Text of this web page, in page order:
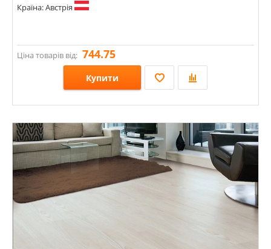
Країна: Австрія
Ціна товарів від: 744.75
Купити
Розміри: 1383х193; 1383х193х8; 1383х244х8; 1383х244;
Стилі:
Кольори: